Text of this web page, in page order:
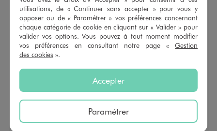
Idéal pour enrichir votre collection d’accessoires de coiffure, le
lot de 2 pinces crabesde différentes tailles. Ce lot se
compose d’une pince longue ajourée en métal qui laisse
deviner les cheveux, et d’une pince en forme de coeur aux
reflets nacrés et motifs tachetés. Despinces pour les
cheveuxau style radicalement différent pour varier les looks
au gré des envies.
Caractéristiques
utilisations, de « Continuer sans accepter » pour vous y
opposer ou de « Paramétrer » vos préférences concernant
chaque catégorie de cookie en cliquant sur « Valider » pour
valider vos options. Vous pouvez à tout moment modifier
vos préférences en consultant notre page « Gestion
des cookies ».
Accepter
Paramétrer